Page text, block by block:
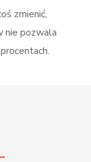
zmienić,
nie pozwala